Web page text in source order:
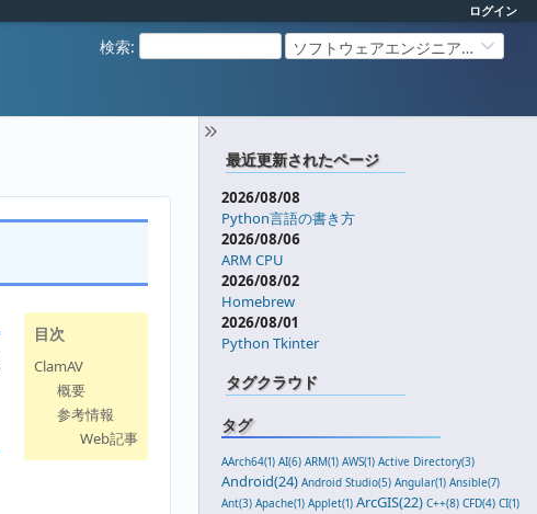
ログイン
検索: ソフトウェアエンジニアリング
最近更新されたページ
2026/08/08
Python言語の書き方
2026/08/06
ARM CPU
2026/08/02
Homebrew
2026/08/01
Python Tkinter
タグクラウド
タグ
AArch64(1) AI(6) ARM(1) AWS(1) Active Directory(3)
Android(24) Android Studio(5) Angular(1) Ansible(7)
Ant(3) Apache(1) Applet(1) ArcGIS(22) C++(8) CFD(4) CI(1)
目次
ClamAV
概要
参考情報
Web記事